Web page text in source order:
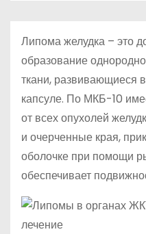
Липома желудка – это
образование
ткани, развивающиеся
капсуле. По МКБ-10
от всех опухолей
и очерченные края,
оболочке при помощи
обеспечивает